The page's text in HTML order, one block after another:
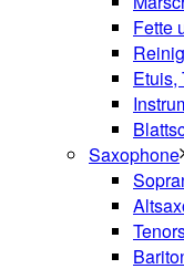
Fette
Etuis,
Saxophone